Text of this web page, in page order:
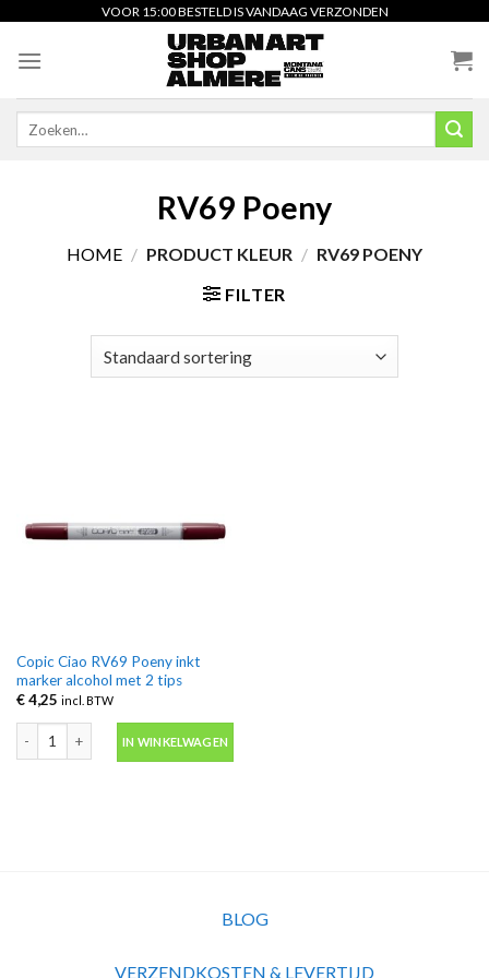
content
VOOR 15:00 BESTELD IS VANDAAG VERZONDEN
RV69 Poeny
HOME / PRODUCT KLEUR / RV69 POENY
FILTER
Copic Ciao RV69 Poeny inkt
marker alcohol met 2 tips
€4,25 incl. BTW
Copic Ciao RV69 Poeny inkt marker alcohol met 2 tips aantal
IN WINKELWAGEN
BLOG
VERZENDKOSTEN & LEVERTIJD